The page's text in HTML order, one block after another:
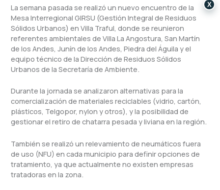
La semana pasada se realizó un nuevo encuentro de la
Mesa Interregional GIRSU (Gestión Integral de Residuos
Sólidos Urbanos) en Villa Traful, donde se reunieron
referentes ambientales de Villa La Angostura, San Martín
de los Andes, Junín de los Andes, Piedra del Águila y el
equipo técnico de la Dirección de Residuos Sólidos
Urbanos de la Secretaría de Ambiente.
Durante la jornada se analizaron alternativas para la
comercialización de materiales reciclables (vidrio, cartón,
plásticos, Telgopor, nylon y otros), y la posibilidad de
gestionar el retiro de chatarra pesada y liviana en la región.
También se realizó un relevamiento de neumáticos fuera
de uso (NFU) en cada municipio para definir opciones de
tratamiento, ya que actualmente no existen empresas
tratadoras en la zona.
X